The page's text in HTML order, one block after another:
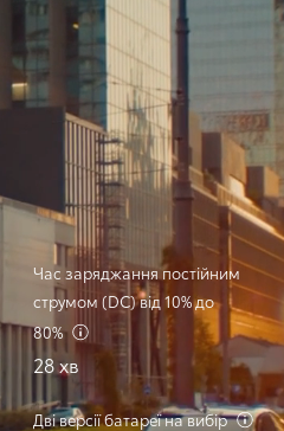
Час заряджання постійним
струмом (DC) від 10% до
80%
28 хв
Дві версії батареї навибір